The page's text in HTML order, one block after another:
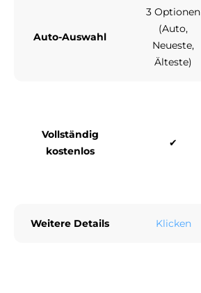
Auto-Auswahl
3 Optionen
(Auto,
Neueste,
Älteste)
Vollständig
kostenlos
✔
Weitere Details Klicken